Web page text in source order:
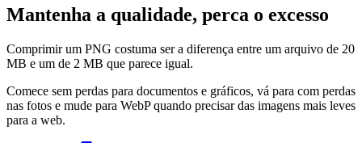
Mantenha a qualidade, perca o excesso
Comprimir um PNG costuma ser a diferença entre um arquivo de 20
MB e um de 2 MB que parece igual.
Comece sem perdas para documentos e gráficos, vá para com perdas
nas fotos e mude para WebP quando precisar das imagens mais leves
para a web.